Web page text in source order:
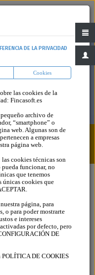
DE LA PRIVACIDAD
Cookies
las cookies de la
Fincasoft.es
archivo de
“smartphone” o
web. Algunas son de
a empresas
página web.
cookies técnicas son
pueda funcionar, no
que tenemos
únicas cookies que
página, para
o para poder mostrarte
e intereses
por defecto, pero
DE
DE COOKIES